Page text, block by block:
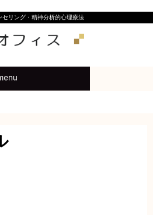
セリング・精神分析的心理療法